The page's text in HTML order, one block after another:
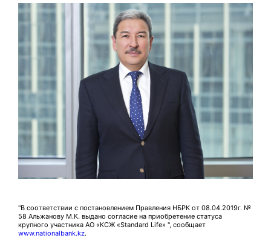
"В соответствии с постановлением Правления НБРК от 08.04.2019г. №
58 Альжанову М.К. выдано согласие на приобретение статуса
крупного участника АО «КСЖ «Standard Life» ", сообщает
www.nationalbank.kz.